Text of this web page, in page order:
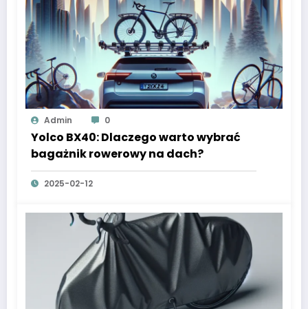
Admin 0
Yolco BX40: Dlaczego warto wybrać
bagażnik rowerowy na dach?
2025-02-12